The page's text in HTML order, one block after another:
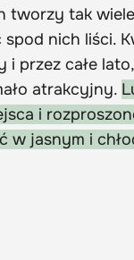
tworzy tak
spod nich liści.
i przez całe
atrakcyjny.
i
w jasnym i